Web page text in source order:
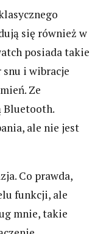
się również w
posiada takie
i wibracje
Ze
Bluetooth.
ale nie jest
Co prawda,
funkcji, ale
mnie, takie